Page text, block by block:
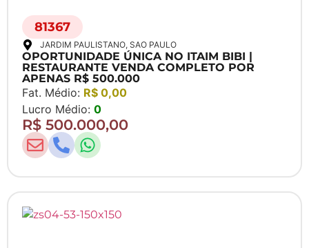
81367
JARDIM PAULISTANO, SAO PAULO
OPORTUNIDADE ÚNICA NO ITAIM BIBI |
RESTAURANTE VENDA COMPLETO POR
APENAS R$ 500.000
Fat. Médio: R$ 0,00
Lucro Médio: 0
R$ 500.000,00